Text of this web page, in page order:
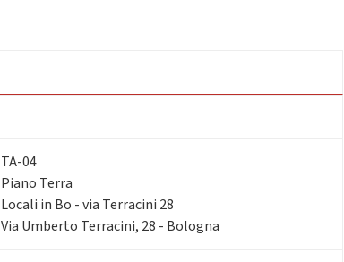
TA-04
Piano Terra
Locali in Bo - via Terracini 28
Via Umberto Terracini, 28 - Bologna